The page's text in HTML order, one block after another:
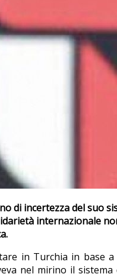
di incertezza del suo
internazionale
in Turchia in base
nel mirino il